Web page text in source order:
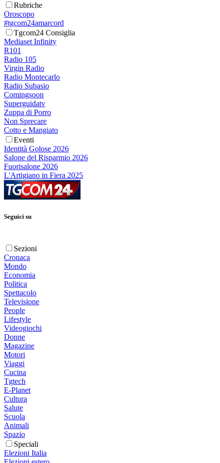
Rubriche
Oroscopo
#tgcom24amarcord
Tgcom24 Consiglia
Mediaset Infinity
R101
Radio 105
Virgin Radio
Radio Montecarlo
Radio Subasio
Comingsoon
Superguidatv
Zuppa di Porro
Non Sprecare
Cotto e Mangiato
Eventi
Identità Golose 2026
Salone del Risparmio 2026
Fuorisalone 2026
L'Artigiano in Fiera 2025
Seguici su
Sezioni
Cronaca
Mondo
Economia
Politica
Spettacolo
Televisione
People
Lifestyle
Videogiochi
Donne
Magazine
Motori
Viaggi
Cucina
Tgtech
E-Planet
Cultura
Salute
Scuola
Animali
Spazio
Speciali
Elezioni Italia